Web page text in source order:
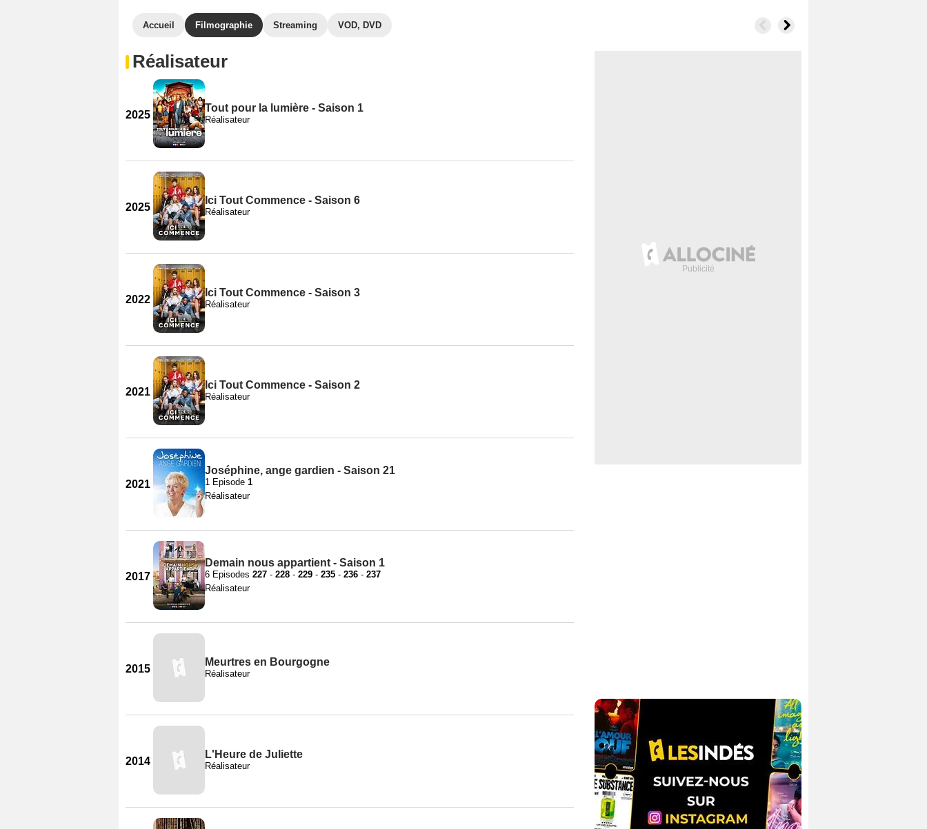
Accueil Filmographie Streaming VOD, DVD
Réalisateur
2025
Tout pour la lumière - Saison 1
Réalisateur
2025
Ici Tout Commence - Saison 6
Réalisateur
2022
Ici Tout Commence - Saison 3
Réalisateur
2021
Ici Tout Commence - Saison 2
Réalisateur
2021
Joséphine, ange gardien - Saison 21
1 Episode 1
Réalisateur
2017
Demain nous appartient - Saison 1
6 Episodes 227 - 228 - 229 - 235 - 236 - 237
Réalisateur
2015
Meurtres en Bourgogne
Réalisateur
2014
L'Heure de Juliette
Réalisateur